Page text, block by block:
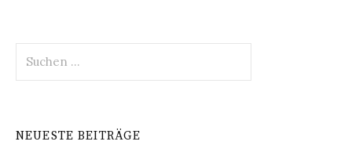
nach:
NEUESTE BEITRÄGE